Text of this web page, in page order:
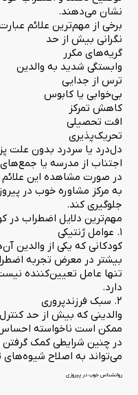
نشان می‌دهند.
برخی از مهم‌ترین علائم
نگرانی بیش از حد
گریه‌های مکرر
وابستگی شدید به والدین
ترس از جدایی
بی‌خوابی یا کابوس
کاهش تمرکز
افت تحصیلی
تحریک‌پذیری
دل‌درد یا سردرد بدون علت
اجتناب از مدرسه یا
در صورت مشاهده این علائم
به مرکز مشاوره خوب در
جلوگیری کند.
مهم‌ترین دلایل اضطراب در
۱. عوامل ژنتیکی
کودکانی که یکی از والدین
بیشتر در معرض تجربه
تنها عامل تعیین‌کننده
دارد.
۲. سبک فرزندپروری
والدینی که بیش از حد
ممکن است ناخواسته احساس
در چنین شرایطی کمک
می‌تواند به اصلاح شیوه‌های
روانشناس خوب در پیروزی